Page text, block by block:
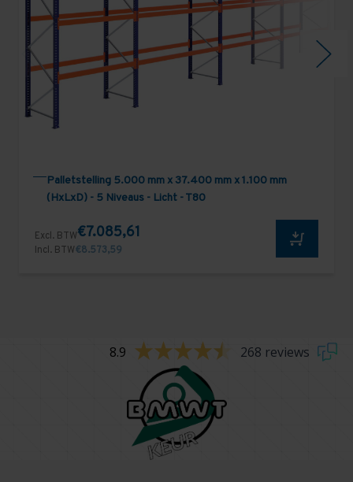
Palletstelling 5.000 mm x 37.400 mm x 1.100 mm
(HxLxD) - 5 Niveaus - Licht - T80
Excl. BTW€7.085,61
Incl. BTW€8.573,59
8.9 268 reviews